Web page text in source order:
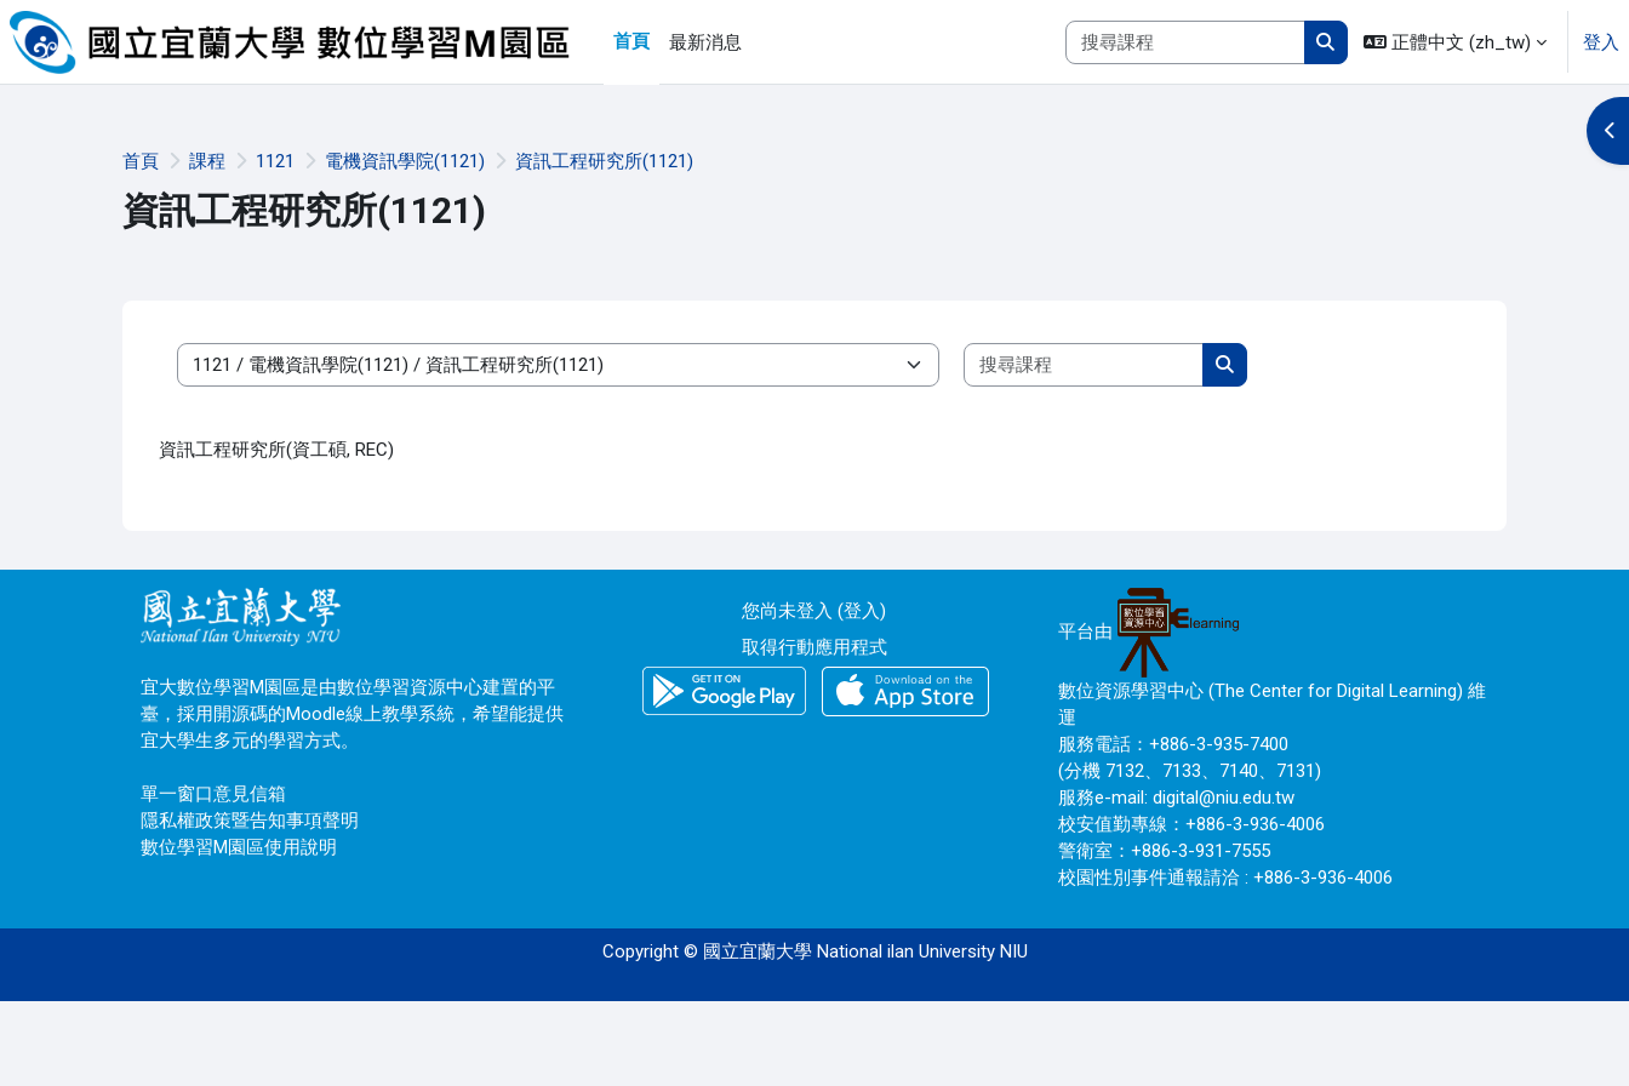
跳至主內容
首頁
最新消息
搜尋課程
搜尋課程
正體中文 ‎(zh_tw)‎ 登入
首頁 課程 1121 電機資訊學院(1121) 資訊工程研究所(1121)
資訊工程研究所(1121)
開
課程類別
搜尋課程
搜尋課程
資訊工程研究所(資工碩, REC)
宜大數位學習M園區是由數位學習資源中心建置的平
臺，採用開源碼的Moodle線上教學系統，希望能提供
宜大學生多元的學習方式。
單一窗口意見信箱
隱私權政策暨告知事項聲明
數位學習M園區使用說明
您尚未登入 (登入)
取得行動應用程式
平台由
數位資源學習中心 (The Center for Digital Learning) 維
運
服務電話：+886-3-935-7400
(分機 7132、7133、7140、7131)
服務e-mail:digital@niu.edu.tw
校安值勤專線：+886-3-936-4006
警衛室：+886-3-931-7555
校園性別事件通報請洽 : +886-3-936-4006
Copyright © 國立宜蘭大學 National ilan University NIU